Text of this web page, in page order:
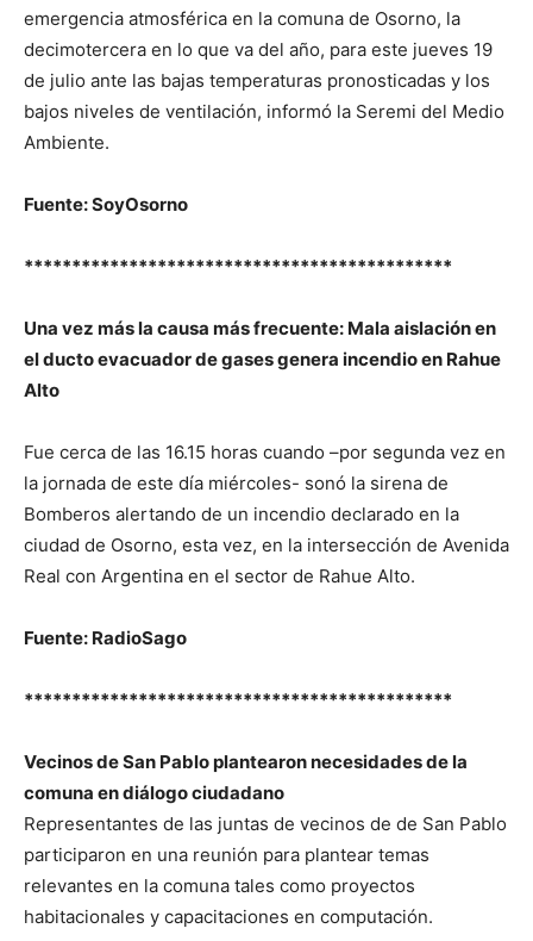
emergencia atmosférica en la comuna de Osorno, la
decimotercera en lo que va del año, para este jueves 19
de julio ante las bajas temperaturas pronosticadas y los
bajos niveles de ventilación, informó la Seremi del Medio
Ambiente.
Fuente: SoyOsorno
*********************************************
Una vez más la causa más frecuente: Mala aislación en
el ducto evacuador de gases genera incendio en Rahue
Alto
Fue cerca de las 16.15 horas cuando –por segunda vez en
la jornada de este día miércoles- sonó la sirena de
Bomberos alertando de un incendio declarado en la
ciudad de Osorno, esta vez, en la intersección de Avenida
Real con Argentina en el sector de Rahue Alto.
Fuente: RadioSago
*********************************************
Vecinos de San Pablo plantearon necesidades de la
comuna en diálogo ciudadano
Representantes de las juntas de vecinos de de San Pablo
participaron en una reunión para plantear temas
relevantes en la comuna tales como proyectos
habitacionales y capacitaciones en computación.